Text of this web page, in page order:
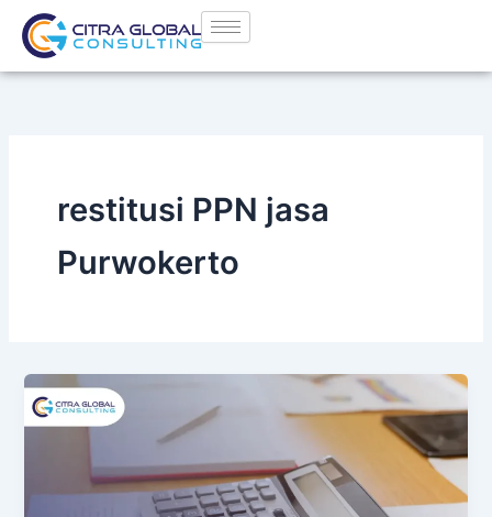
Lewati
konten
restitusi PPN jasa
Purwokerto